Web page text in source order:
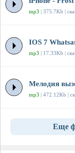
mp3 | 375.7Kb |
IOS 7
mp3 | 17.33Kb |
Мелодия
mp3 | 472.12Kb |
Еще